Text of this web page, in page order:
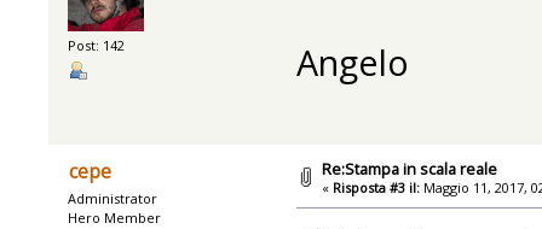
Post: 142
Angelo
cepe
Administrator
Hero Member
Re:Stampa in scala reale
« Risposta #3 il: Maggio 11, 2017,